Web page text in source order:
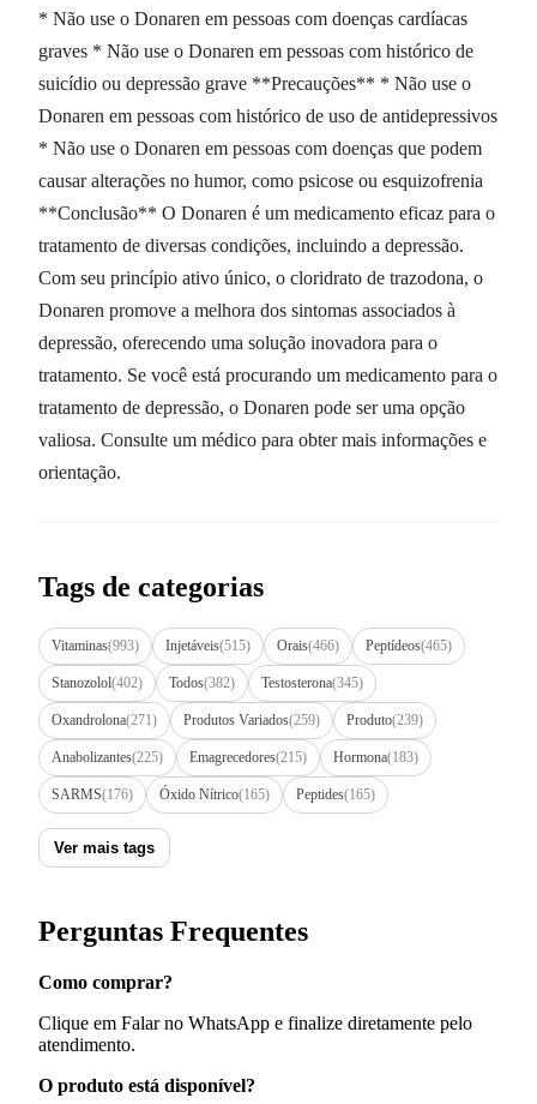
* Não use o Donaren em pessoas com doenças cardíacas
graves * Não use o Donaren em pessoas com histórico de
suicídio ou depressão grave **Precauções** * Não use o
Donaren em pessoas com histórico de uso de antidepressivos
* Não use o Donaren em pessoas com doenças que podem
causar alterações no humor, como psicose ou esquizofrenia
**Conclusão** O Donaren é um medicamento eficaz para o
tratamento de diversas condições, incluindo a depressão.
Com seu princípio ativo único, o cloridrato de trazodona, o
Donaren promove a melhora dos sintomas associados à
depressão, oferecendo uma solução inovadora para o
tratamento. Se você está procurando um medicamento para o
tratamento de depressão, o Donaren pode ser uma opção
valiosa. Consulte um médico para obter mais informações e
orientação.
Tags de categorias
Vitaminas(993) Injetáveis(515) Orais(466) Peptídeos(465)
Stanozolol(402) Todos(382) Testosterona(345)
Oxandrolona(271) Produtos Variados(259) Produto(239)
Anabolizantes(225) Emagrecedores(215) Hormona(183)
SARMS(176) Óxido Nítrico(165) Peptides(165)
Ver mais tags
Perguntas Frequentes
Como comprar?
Clique em Falar no WhatsApp e finalize diretamente pelo
atendimento.
O produto está disponível?